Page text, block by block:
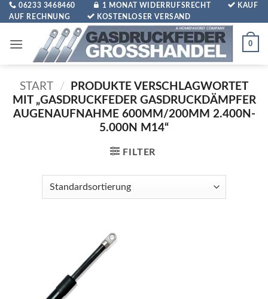
Zum
Inhalt
06233 3468460 1 MONAT WIDERRUFSRECHT
KAUF
AUF RECHNUNG
KOSTENLOSER VERSAND
0
START /
PRODUKTE VERSCHLAGWORTET
MIT „GASDRUCKFEDER GASDRUCKDÄMPFER
AUGENAUFNAHME 600MM/200MM 2.400N-
5.000N M14“
FILTER